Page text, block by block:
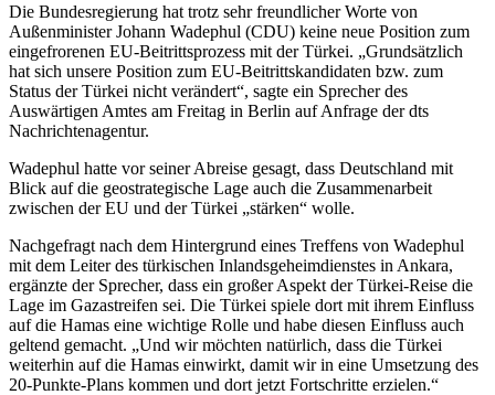
Die Bundesregierung hat trotz sehr freundlicher Worte von
Außenminister Johann Wadephul (CDU) keine neue Position zum
eingefrorenen EU-Beitrittsprozess mit der Türkei. „Grundsätzlich
hat sich unsere Position zum EU-Beitrittskandidaten bzw. zum
Status der Türkei nicht verändert“, sagte ein Sprecher des
Auswärtigen Amtes am Freitag in Berlin auf Anfrage der dts
Nachrichtenagentur.
Wadephul hatte vor seiner Abreise gesagt, dass Deutschland mit
Blick auf die geostrategische Lage auch die Zusammenarbeit
zwischen der EU und der Türkei „stärken“ wolle.
Nachgefragt nach dem Hintergrund eines Treffens von Wadephul
mit dem Leiter des türkischen Inlandsgeheimdienstes in Ankara,
ergänzte der Sprecher, dass ein großer Aspekt der Türkei-Reise die
Lage im Gazastreifen sei. Die Türkei spiele dort mit ihrem Einfluss
auf die Hamas eine wichtige Rolle und habe diesen Einfluss auch
geltend gemacht. „Und wir möchten natürlich, dass die Türkei
weiterhin auf die Hamas einwirkt, damit wir in eine Umsetzung des
20-Punkte-Plans kommen und dort jetzt Fortschritte erzielen.“